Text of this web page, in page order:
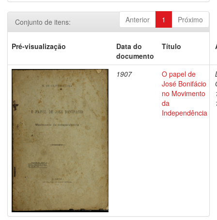
Anterior 1 Próximo
Conjunto de itens:
Pré-visualização
Data do
documento
Título
1907
O papel de
José Bonifácio
no Movimento
da
Independência